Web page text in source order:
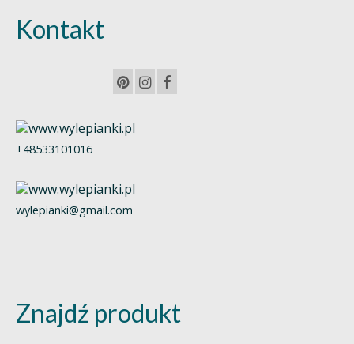
Kontakt
+48533101016
wylepianki@gmail.com
Znajdź produkt